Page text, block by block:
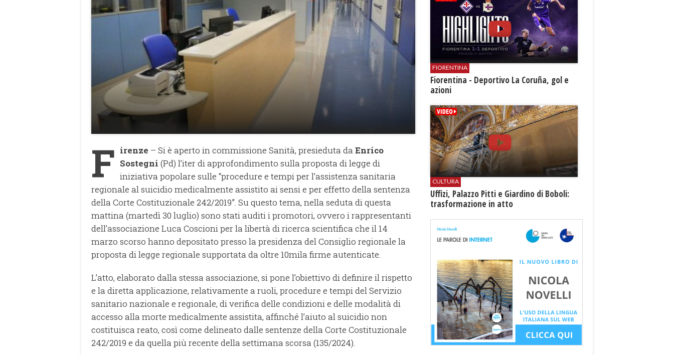
F irenze – Si è aperto in commissione Sanità, presieduta da Enrico
Sostegni (Pd) l’iter di approfondimento sulla proposta di legge di
iniziativa popolare sulle “procedure e tempi per l’assistenza sanitaria
regionale al suicidio medicalmente assistito ai sensi e per effetto della sentenza
della Corte Costituzionale 242/2019”. Su questo tema, nella seduta di questa
mattina (martedì 30 luglio) sono stati auditi i promotori, ovvero i rappresentanti
dell’associazione Luca Coscioni per la libertà di ricerca scientifica che il 14
marzo scorso hanno depositato presso la presidenza del Consiglio regionale la
proposta di legge regionale supportata da oltre 10mila firme autenticate.
L’atto, elaborato dalla stessa associazione, si pone l’obiettivo di definire il rispetto
e la diretta applicazione, relativamente a ruoli, procedure e tempi del Servizio
sanitario nazionale e regionale, di verifica delle condizioni e delle modalità di
accesso alla morte medicalmente assistita, affinché l’aiuto al suicidio non
costituisca reato, così come delineato dalle sentenze della Corte Costituzionale
242/2019 e da quella più recente della settimana scorsa (135/2024).
FIORENTINA
Fiorentina - Deportivo La Coruña, gol e
azioni
CULTURA
Uffizi, Palazzo Pitti e Giardino di Boboli:
trasformazione in atto